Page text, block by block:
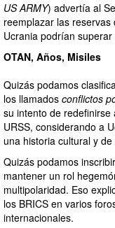
US ARMY) advertía al
reemplazar las reservas
Ucrania podrían superar
OTAN, Años, Misiles
Quizás podamos
los llamados conflictos
su intento de
URSS, considerando a
una historia cultural y
Quizás podamos
mantener un rol
multipolaridad. Eso
los BRICS en varios